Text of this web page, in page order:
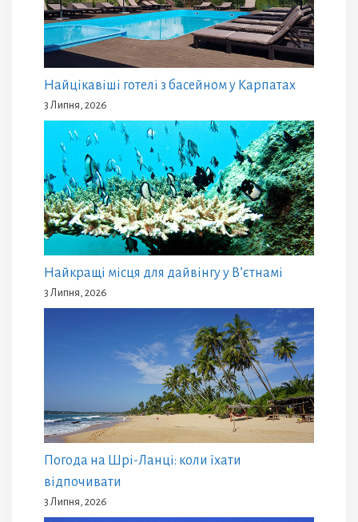
Найцікавіші готелі з басейном у Карпатах
3 Липня, 2026
Найкращі місця для дайвінгу у В’єтнамі
3 Липня, 2026
Погода на Шрі-Ланці: коли їхати
відпочивати
3 Липня, 2026